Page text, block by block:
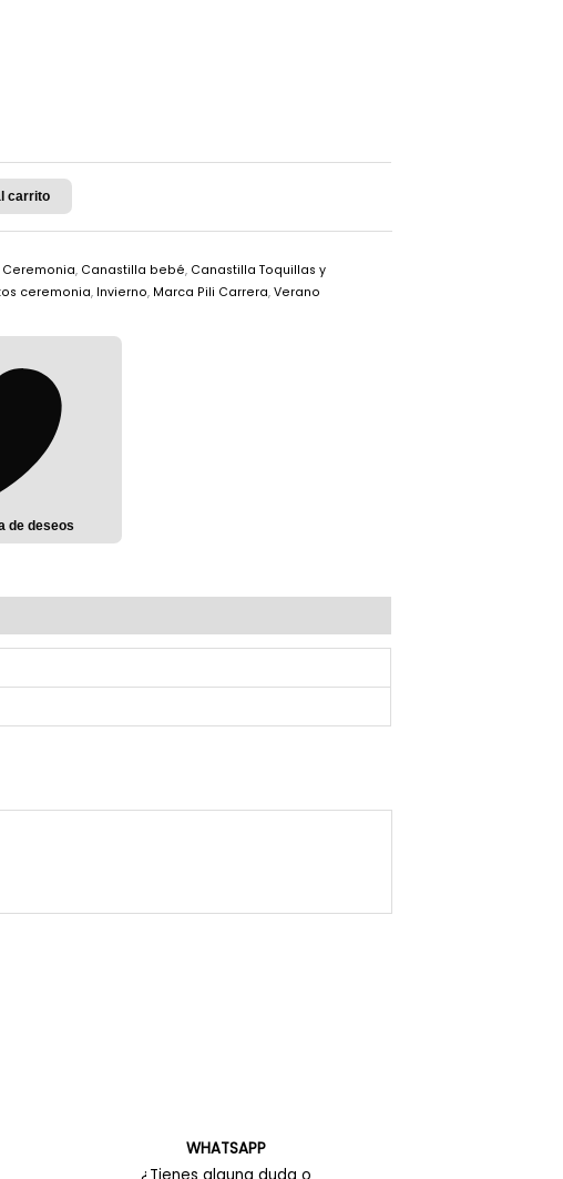
carrito
Ceremonia, Canastilla bebé, Canastilla Toquillas y
ceremonia, Invierno, Marca Pili Carrera,Verano
de deseos
WHATSAPP